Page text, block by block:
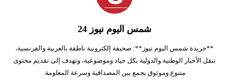
شمس اليوم نيوز 24
**جريدة شمس اليوم نيوز**: صحيفة إلكترونية ناطقة بالعربية والفرنسية،
تنقل الأخبار الوطنية والدولية بكل حياد وموضوعية، وتهدف إلى تقديم محتوى
متنوع وموثوق يجمع بين المصداقية وسرعة المعلومة.